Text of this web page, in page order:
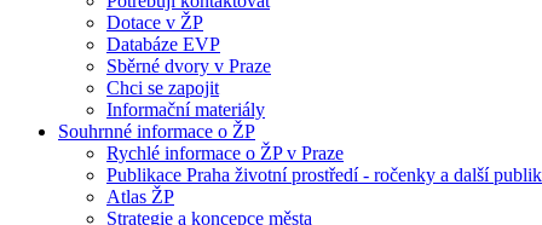
Dotace v ŽP
Databáze EVP
Sběrné dvory v Praze
Chci se zapojit
Informační materiály
Souhrnné informace o ŽP
Rychlé informace o ŽP v Praze
Publikace Praha životní prostředí - ročenky a další
Atlas ŽP
Strategie a koncepce města